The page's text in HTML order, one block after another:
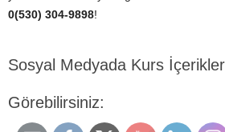
0(530) 304-9898!
Sosyal Medyada Kurs
Görebilirsiniz: